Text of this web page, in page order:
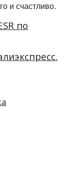
и счастливо.
по